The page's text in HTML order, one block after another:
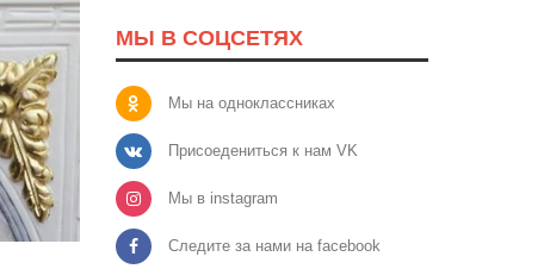
МЫ В СОЦСЕТЯХ
Мы на одноклассниках
Присоедениться к нам VK
Мы в instagram
Следите за нами на facebook